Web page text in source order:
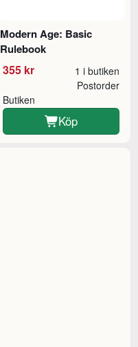
Modern Age: Basic
Rulebook
355 kr 1 i butiken
Butiken
Postorder
Köp